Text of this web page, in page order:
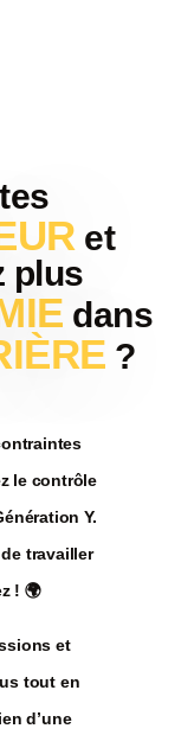
et
plus
dans
?
le contrôle
Y.
travailler
! 🌍
et
tout en
d’une